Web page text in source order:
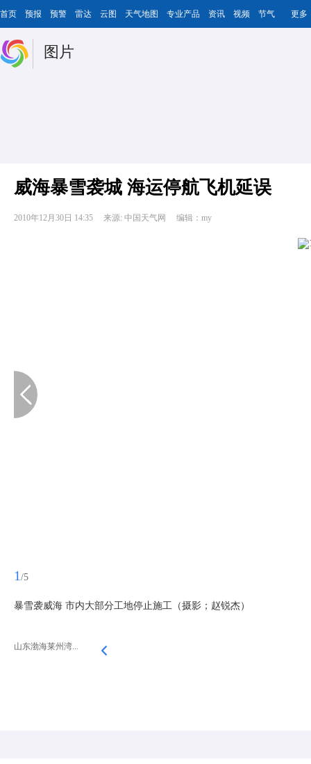
首页 预报 预警 雷达 云图 天气地图 专业产品 资讯 视频 节气 更多
图片
威海暴雪袭城 海运停航飞机延误
2010年12月30日 14:35 来源: 中国天气网 编辑：my
1 /5
暴雪袭威海 市内大部分工地停止施工（摄影；赵锐杰）
山东渤海莱州湾...